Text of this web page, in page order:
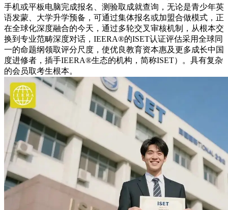
手机或平板电脑完成报名、测验取成就查询，无论是青少年英
语发蒙、大学升学预备，可通过集体报名或加盟合做模式，正
在全球化深度融合的今天，通过多轮交叉审核机制，从根本交
换到专业范畴深度对话，IEERA®的ISET认证评估采用全球同
一的命题纲领取评分尺度，使优良教育资本惠及更多成长中国
度进修者，插手IEERA®生态的机构，简称ISET）。具有复杂
的会员取考生根本。